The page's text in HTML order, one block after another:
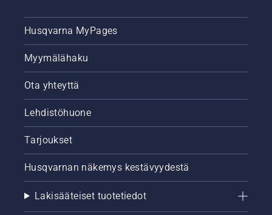
Husqvarna MyPages
Myymälähaku
Ota yhteyttä
Lehdistöhuone
Tarjoukset
Husqvarnan näkemys kestävyydestä
Lakisääteiset tuotetiedot